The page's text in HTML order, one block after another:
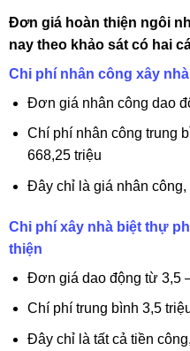
Đơn giá hoàn thiện ngôi
nay theo khảo sát có hai
Chi phí nhân công xây
Đơn giá nhân công dao
Chí phí nhân công trung
668,25 triệu
Đây chỉ là giá nhân công,
Chi phí xây nhà biệt thự
thiện
Đơn giá dao động từ 3,5
Chí phí trung bình 3,5
Đây chỉ là tất cả tiền